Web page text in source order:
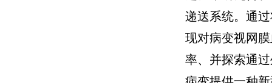
递送系统。通
现对病变视网
率、并探索通